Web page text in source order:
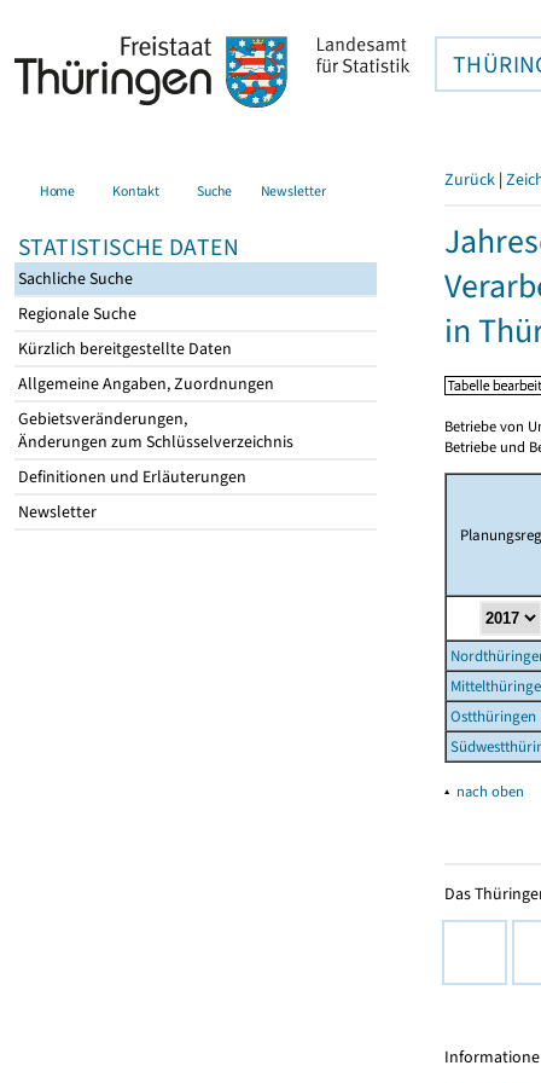
Home Kontakt Suche Newsletter
STATISTISCHE DATEN
Sachliche Suche
Regionale Suche
Kürzlich bereitgestellte Daten
Allgemeine Angaben, Zuordnungen
Gebietsveränderungen,
Änderungen zum Schlüsselverzeichnis
Definitionen und Erläuterungen
Newsletter
Zurück |
in
Betriebe von
Betriebe und
Ostthüringen
▴ nach oben
Das